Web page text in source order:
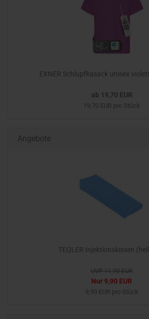
EXNER Schlupfkasack unisex violett
ab 19,70 EUR
19,70 EUR pro Stück
Angebote
TEQLER Injektionskissen
UVP 11,90 EUR
Nur 9,90 EUR
9,90 EUR pro Stück